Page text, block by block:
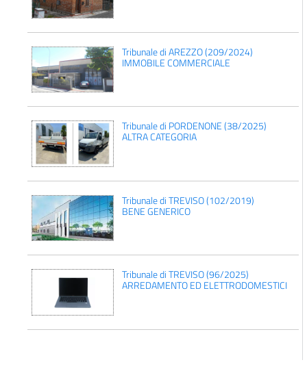
Tribunale di AREZZO (209/2024)
IMMOBILE COMMERCIALE
Tribunale di PORDENONE (38/2025)
ALTRA CATEGORIA
Tribunale di TREVISO (102/2019)
BENE GENERICO
Tribunale di TREVISO (96/2025)
ARREDAMENTO ED ELETTRODOMESTICI